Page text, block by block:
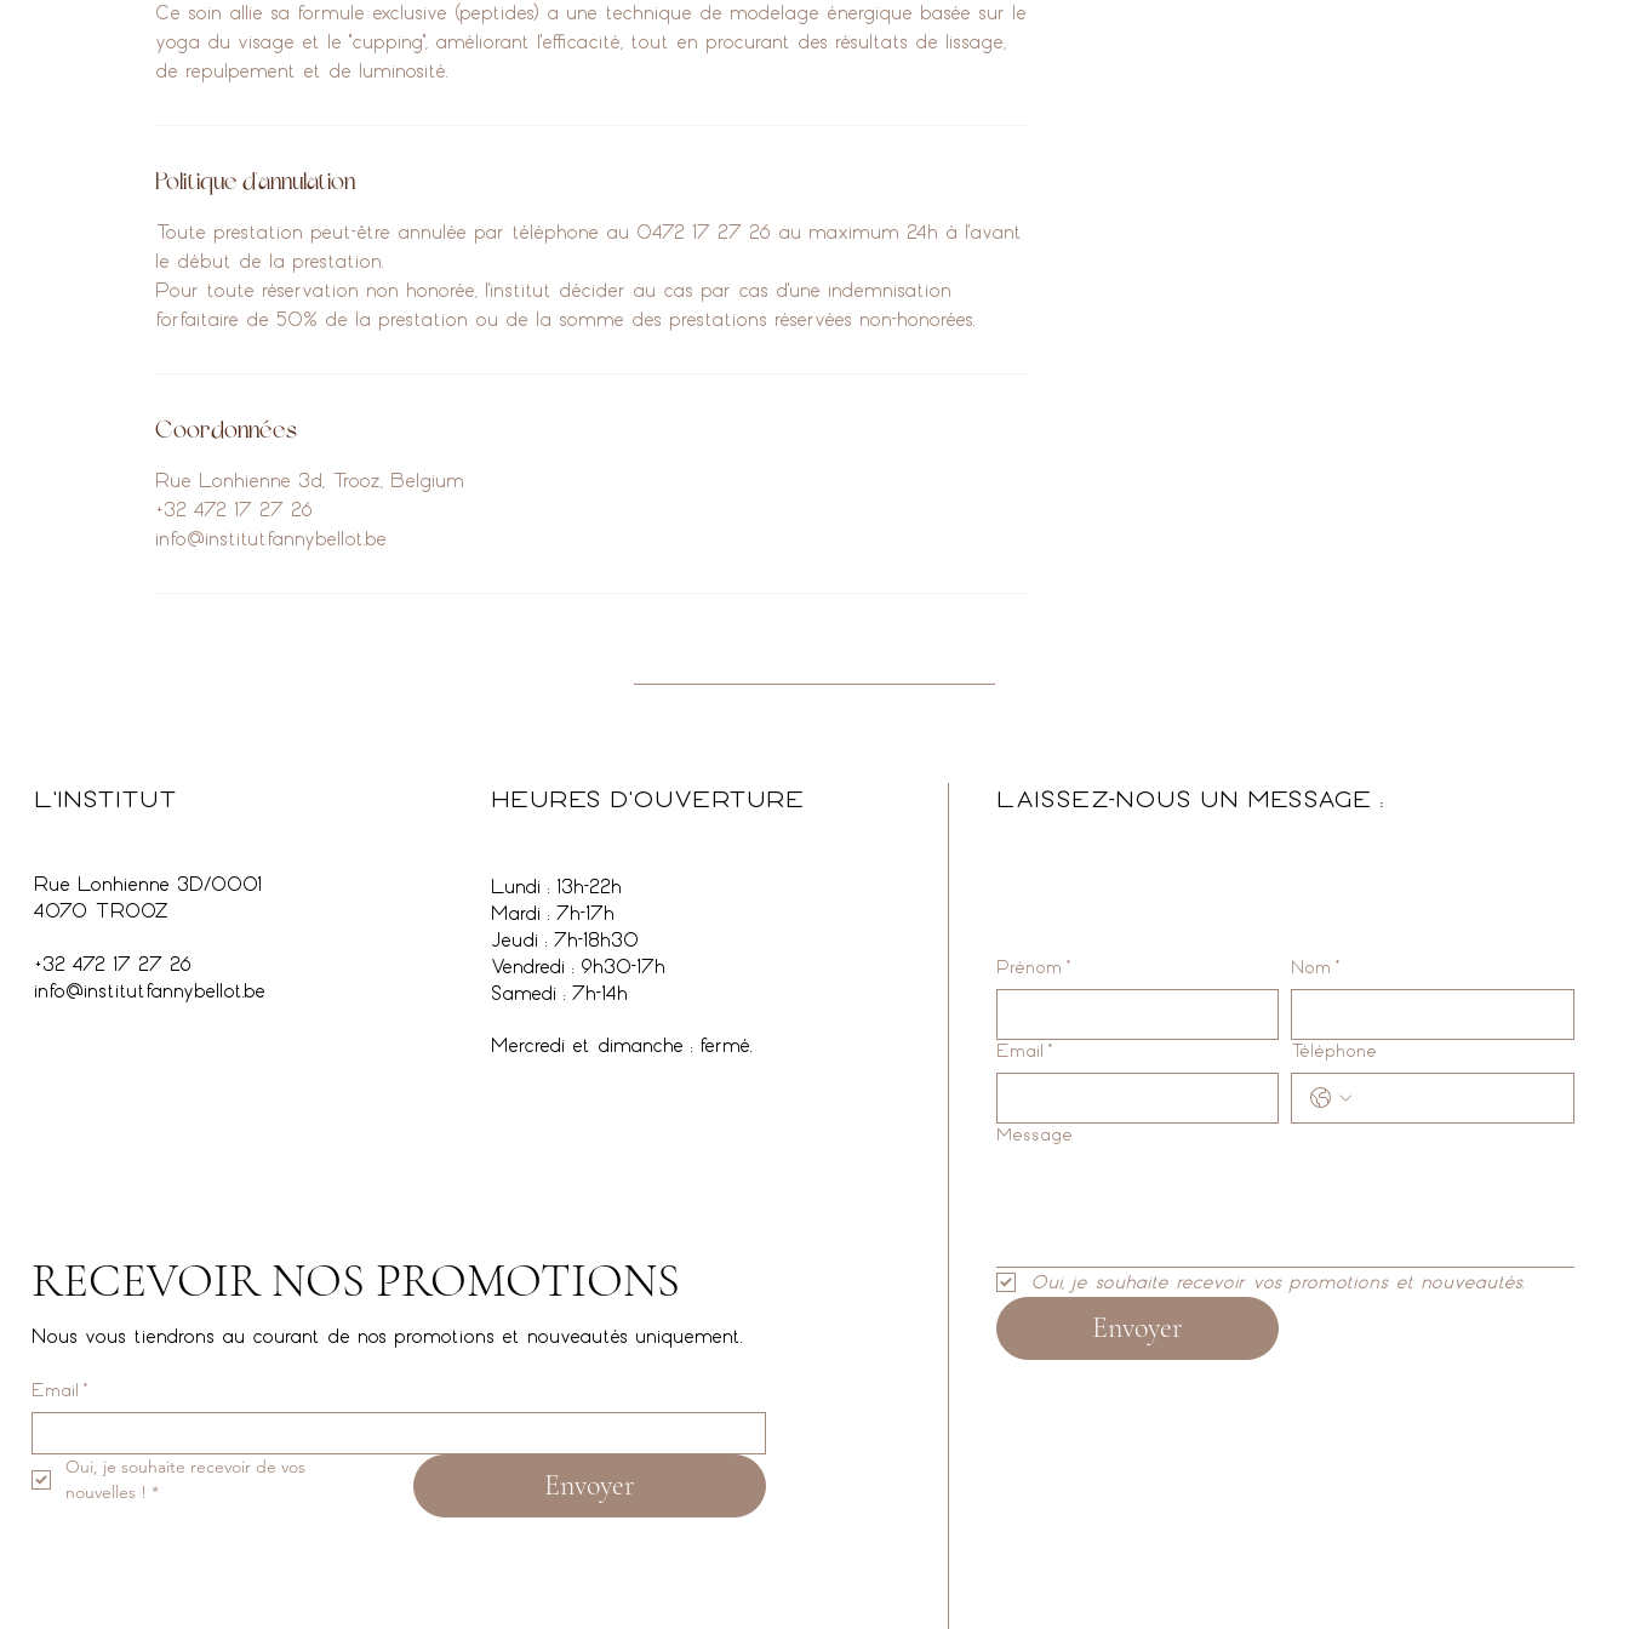
Ce soin allie sa formule exclusive (peptides) a une technique de modelage énergique basée sur le
yoga du visage et le "cupping", améliorant l'efficacité, tout en procurant des résultats de lissage,
Politique d'annulation
Toute prestation peut-être annulée par téléphone au 0472 17 27 26 au maximum 24h à l'avant
le début de la prestation.
Pour toute réservation non honorée, l'institut décider au cas par cas d'une indemnisation
forfaitaire de 50% de la prestation ou de la somme des prestations réservées non-honorées.
Coordonnées
Rue Lonhienne 3d, Trooz, Belgium
+32 472 17 27 26
info@institutfannybellot.be
L'INSTITUT
Rue Lonhienne 3D/0001
4070 TROOZ
+32 472 17 27 26
info@institutfannybellot.be
HEURES D'OUVERTURE
Lundi : 13h-22h
Mardi : 7h-17h
Jeudi : 7h-18h30
Vendredi : 9h30-17h
Samedi : 7h-14h
Mercredi et dimanche : fermé.
LAISSEZ-NOUS UN MESSAGE :
Prénom * Nom *
Email * Téléphone
Message
Oui, je souhaite recevoir vos promotions et nouveautés.
Envoyer
RECEVOIR NOS PROMOTIONS
Nous vous tiendrons au courant de nos promotions et nouveautés uniquement.
Email *
Oui, je souhaite recevoir de vos
nouvelles ! * Envoyer